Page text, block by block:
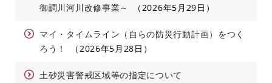
御調川河川改修事業～
2026年5月29日
マイ・タイムライン（自らの防災行動計画）をつく
ろう！
2026年5月28日
土砂災害警戒区域等の指定について